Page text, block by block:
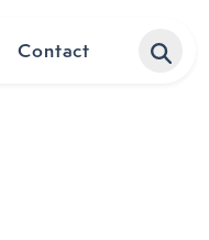
Contact